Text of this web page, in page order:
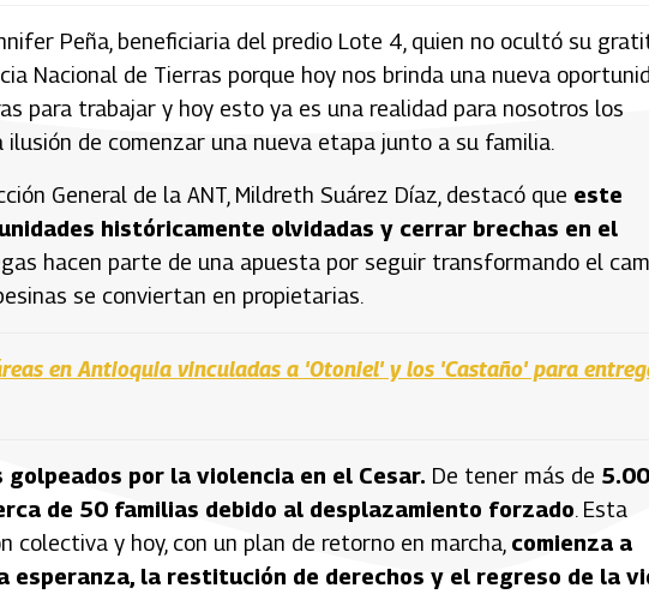
Peña, beneficiaria del predio Lote 4, quien no ocultó su
Nacional de Tierras porque hoy nos brinda una nueva
para trabajar y hoy esto ya es una realidad para nosotros los
ilusión de comenzar una nueva etapa junto a su familia.
General de la ANT, Mildreth Suárez Díaz, destacó que este
históricamente olvidadas y cerrar brechas en el
hacen parte de una apuesta por seguir transformando el
se conviertan en propietarias.
en Antioquia vinculadas a 'Otoniel' y los 'Castaño' para
por la violencia en el Cesar. De tener más de
de 50 familias debido al desplazamiento forzado. Esta
y hoy, con un plan de retorno en marcha, comienza a
esperanza, la restitución de derechos y el regreso de la